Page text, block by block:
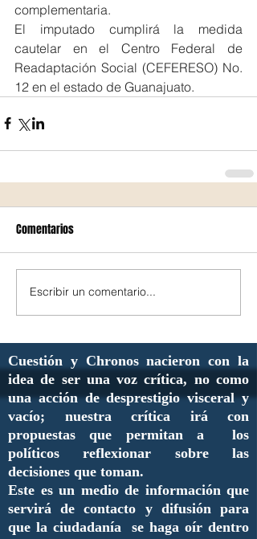
complementaria.
El imputado cumplirá la medida
cautelar en el Centro Federal de
Readaptación Social (CEFERESO) No.
12 en el estado de Guanajuato.
Comentarios
Escribir un comentario...
Cuestión y Chronos nacieron con la
idea de ser una voz crítica, no como
una acción de desprestigio visceral y
vacío; nuestra crítica irá con
propuestas que permitan a los
políticos reflexionar sobre las
decisiones que toman.
Este es un medio de información que
servirá de contacto y difusión para
que la ciudadanía se haga oír dentro